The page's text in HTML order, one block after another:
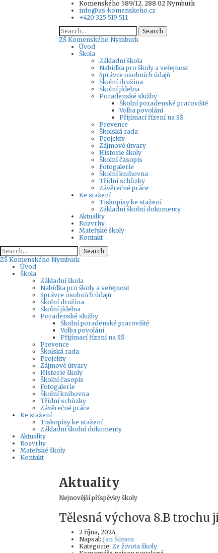
Komenského 589/12, 288 02 Nymburk
info@zs-komenskeho.cz
+420 325 519 511
Search
ZŠ Komenského Nymburk
Úvod
Škola
Základní škola
Nabídka pro školy a veřejnost
Správce osobních údajů
Školní družina
Školní jídelna
Poradenské služby
Školní poradenské pracoviště
Volba povolání
Přijímací řízení na SŠ
Prevence
Školská rada
Projekty
Zájmové útvary
Historie školy
Školní časopis
Fotogalerie
Školní knihovna
Třídní schůzky
Závěrečné práce
Ke stažení
Tiskopisy ke stažení
Základní školní dokumenty
Aktuality
Rozvrhy
Mateřské školy
Kontakt
Search
ZŠ Komenského Nymburk
Úvod
Škola
Základní škola
Nabídka pro školy a veřejnost
Správce osobních údajů
Školní družina
Školní jídelna
Poradenské služby
Školní poradenské pracoviště
Volba povolání
Přijímací řízení na SŠ
Prevence
Školská rada
Projekty
Zájmové útvary
Historie školy
Školní časopis
Fotogalerie
Školní knihovna
Třídní schůzky
Závěrečné práce
Ke stažení
Tiskopisy ke stažení
Základní školní dokumenty
Aktuality
Rozvrhy
Mateřské školy
Kontakt
Aktuality
Nejnovější příspěvky školy
Tělesná výchova 8.B trochu
2 října, 2024
Napsal: Author
Jan Šimon
Kategorie: Ze života školy